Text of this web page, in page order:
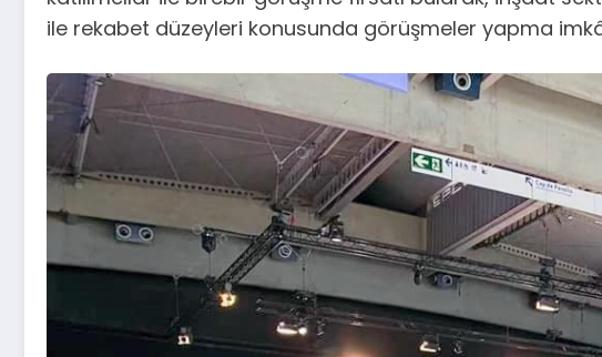
ile rekabet düzeyleri konusunda görüşmeler yapma